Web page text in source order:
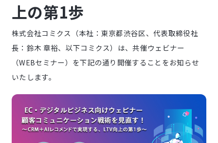
上の第1歩
株式会社コミクス（本社：東京都渋谷区、代表取締役社
長：鈴木 章裕、以下コミクス）は、共催ウェビナー
（WEBセミナー）を下記の通り開催することをお知らせ
いたします。